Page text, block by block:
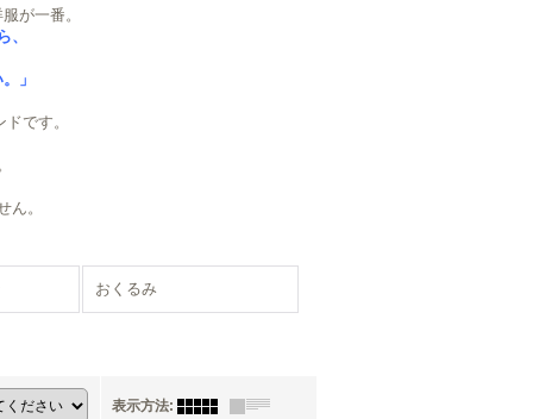
が一番。
、
」
です。
ん。
おくるみ
表示方法: